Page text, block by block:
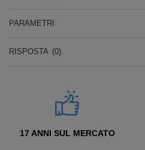
PARAMETRI
RISPOSTA (0)
17 ANNI SUL MERCATO